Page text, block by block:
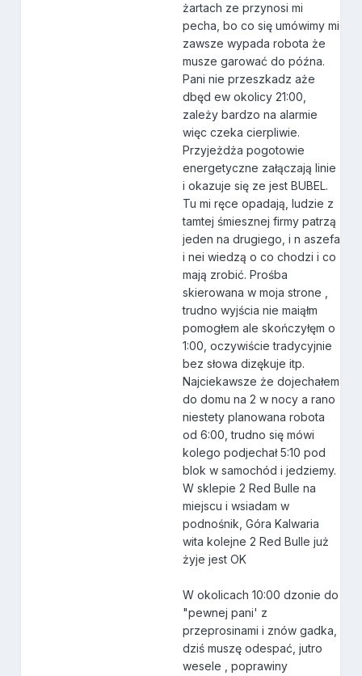
żartach ze przynosi mi
pecha, bo co się umówimy mi
zawsze wypada robota że
musze garować do późna.
Pani nie przeszkadz aże
dbęd ew okolicy 21:00,
zależy bardzo na alarmie
więc czeka cierpliwie.
Przyjeżdża pogotowie
energetyczne załączają linie
i okazuje się ze jest BUBEL.
Tu mi ręce opadają, ludzie z
tamtej śmiesznej firmy patrzą
jeden na drugiego, i n aszefa
i nei wiedzą o co chodzi i co
mają zrobić. Prośba
skierowana w moja strone ,
trudno wyjścia nie maiąłm
pomogłem ale skończyłęm o
1:00, oczywiście tradycyjnie
bez słowa dizękuje itp.
Najciekawsze że dojechałem
do domu na 2 w nocy a rano
niestety planowana robota
od 6:00, trudno się mówi
kolego podjechał 5:10 pod
blok w samochód i jedziemy.
W sklepie 2 Red Bulle na
miejscu i wsiadam w
podnośnik, Góra Kalwaria
wita kolejne 2 Red Bulle już
żyje jest OK
W okolicach 10:00 dzonie do
"pewnej pani' z
przeprosinami i znów gadka,
dziś muszę odespać, jutro
wesele , poprawiny